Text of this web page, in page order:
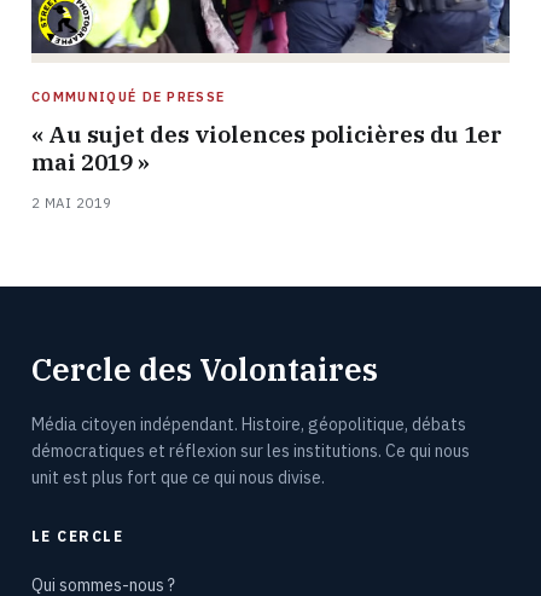
COMMUNIQUÉ DE PRESSE
« Au sujet des violences policières du 1er
mai 2019 »
2 MAI 2019
Cercle des Volontaires
Média citoyen indépendant. Histoire, géopolitique, débats
démocratiques et réflexion sur les institutions. Ce qui nous
unit est plus fort que ce qui nous divise.
LE CERCLE
Qui sommes-nous ?